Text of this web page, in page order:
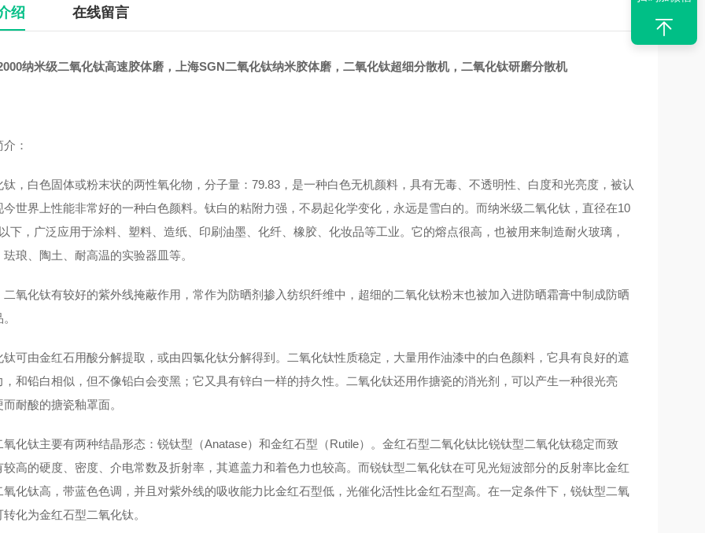
绍 在线留言
纳米级二氧化钛高速胶体磨，上海SGN二氧化钛纳米胶体磨，二氧化钛超细分散机，二氧化钛研磨分散机
介：
钛，白色固体或粉末状的两性氧化物 ，分子量：79.83，是一种白色无机颜料，具有无毒、不透明性、白度和光亮度，被认
今世界上性能非常好的一种白色颜料。 钛白的粘附力强，不易起化学变化，永远是雪白的。而纳米级二氧化钛， 直径在10
下， 广泛应用于涂料、 塑料、 造纸、 印刷油墨 化纤、 橡胶、 化妆品等工业。它的熔点很高，也被用来制造耐火玻璃，
珐琅、陶土、耐高温的实验器皿等。
二氧化钛有较好的紫外线掩蔽作用，常作为防晒剂掺入纺织纤维中，超细的二氧化钛粉末也被加入进防晒霜膏中制成防晒
钛可由金红石用酸分解提取，或由四氯化钛分解得到。二氧化钛性质稳定，大量用作油漆中的白色颜料，它具有良好的遮
，和铅白相似，但不像铅白会变黑；它又具有锌白一样的持久性。二氧化钛还用作搪瓷的消光剂，可以产生一种很光亮
而耐酸的搪瓷釉罩面。
氧化钛主要有两种结晶形态：锐钛型（Anatase）和金红石型（Rutile）。金红石型二氧化钛比锐钛型二氧化钛稳定而致
较高的硬度、密度、介电常数及折射率，其遮盖力和着色力也较高。而锐钛型二氧化钛在可见光短波部分的反射率比金红
氧化钛高，带蓝色色调，并且对紫外线的吸收能力比金红石型低，光催化活性比金红石型高。在一定条件下，锐钛型二氧
化为金红石型二氧化钛。